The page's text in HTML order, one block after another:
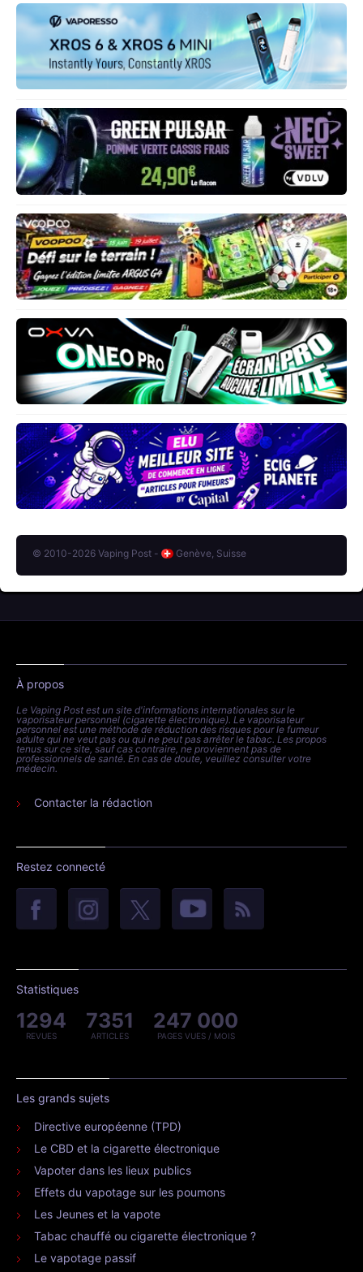
© 2010-2026 Vaping Post - Genève, Suisse
À propos
Le Vaping Post est un site d'informations internationales sur le
vaporisateur personnel (cigarette électronique). Le vaporisateur
personnel est une méthode de réduction des risques pour le fumeur
adulte qui ne veut pas ou qui ne peut pas arrêter le tabac. Les propos
tenus sur ce site, sauf cas contraire, ne proviennent pas de
professionnels de santé. En cas de doute, veuillez consulter votre
médecin.
Contacter la rédaction
Restez connecté
Statistiques
1294
REVUES
7351
ARTICLES
247 000
PAGES VUES / MOIS
Les grands sujets
Directive européenne (TPD)
Le CBD et la cigarette électronique
Vapoter dans les lieux publics
Effets du vapotage sur les poumons
Les Jeunes et la vapote
Tabac chauffé ou cigarette électronique ?
Le vapotage passif